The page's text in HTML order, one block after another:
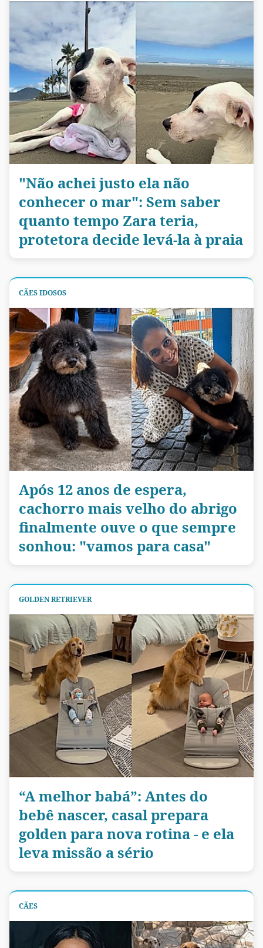
"Não achei justo ela não
conhecer o mar": Sem saber
quanto tempo Zara teria,
protetora decide levá-la à praia
CÃES IDOSOS
Após 12 anos de espera,
cachorro mais velho do abrigo
finalmente ouve o que sempre
sonhou: "vamos para casa"
GOLDEN RETRIEVER
“A melhor babá”: Antes do
bebê nascer, casal prepara
golden para nova rotina - e ela
leva missão a sério
CÃES